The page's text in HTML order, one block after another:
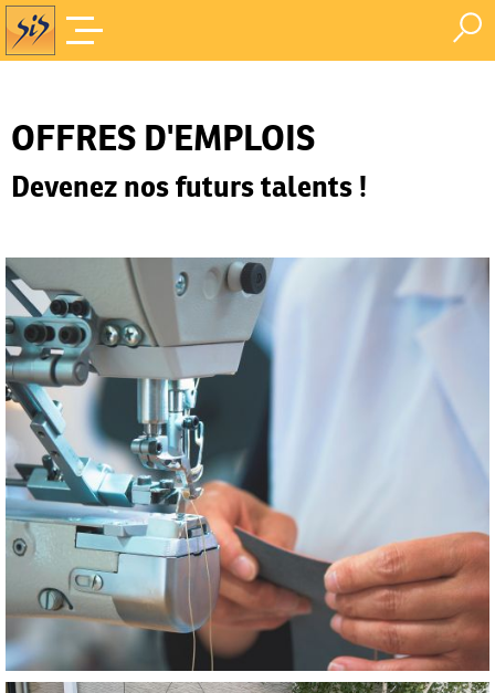
OFFRES D'EMPLOIS
Devenez nos futurs talents !